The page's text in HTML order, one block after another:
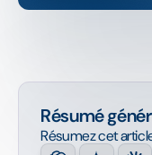
Résumé
Résumez cet